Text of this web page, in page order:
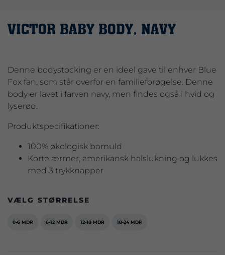
VICTOR BABY BODY, NAVY
Denne bodystocking er en ideel gave til enhver Blue
Fox fan, som står overfor en familieforøgelse. Denne
body er lavet i farven navy, men findes også i hvid og
lyserød.
Produktspecifikationer:
100% økologisk bomuld
Korte ærmer, amerikansk halslukning og lukkes
med 3 trykknapper
VÆLG STØRRELSE
0-6 MDR 6-12 MDR 12-18 MDR 18-24 MDR